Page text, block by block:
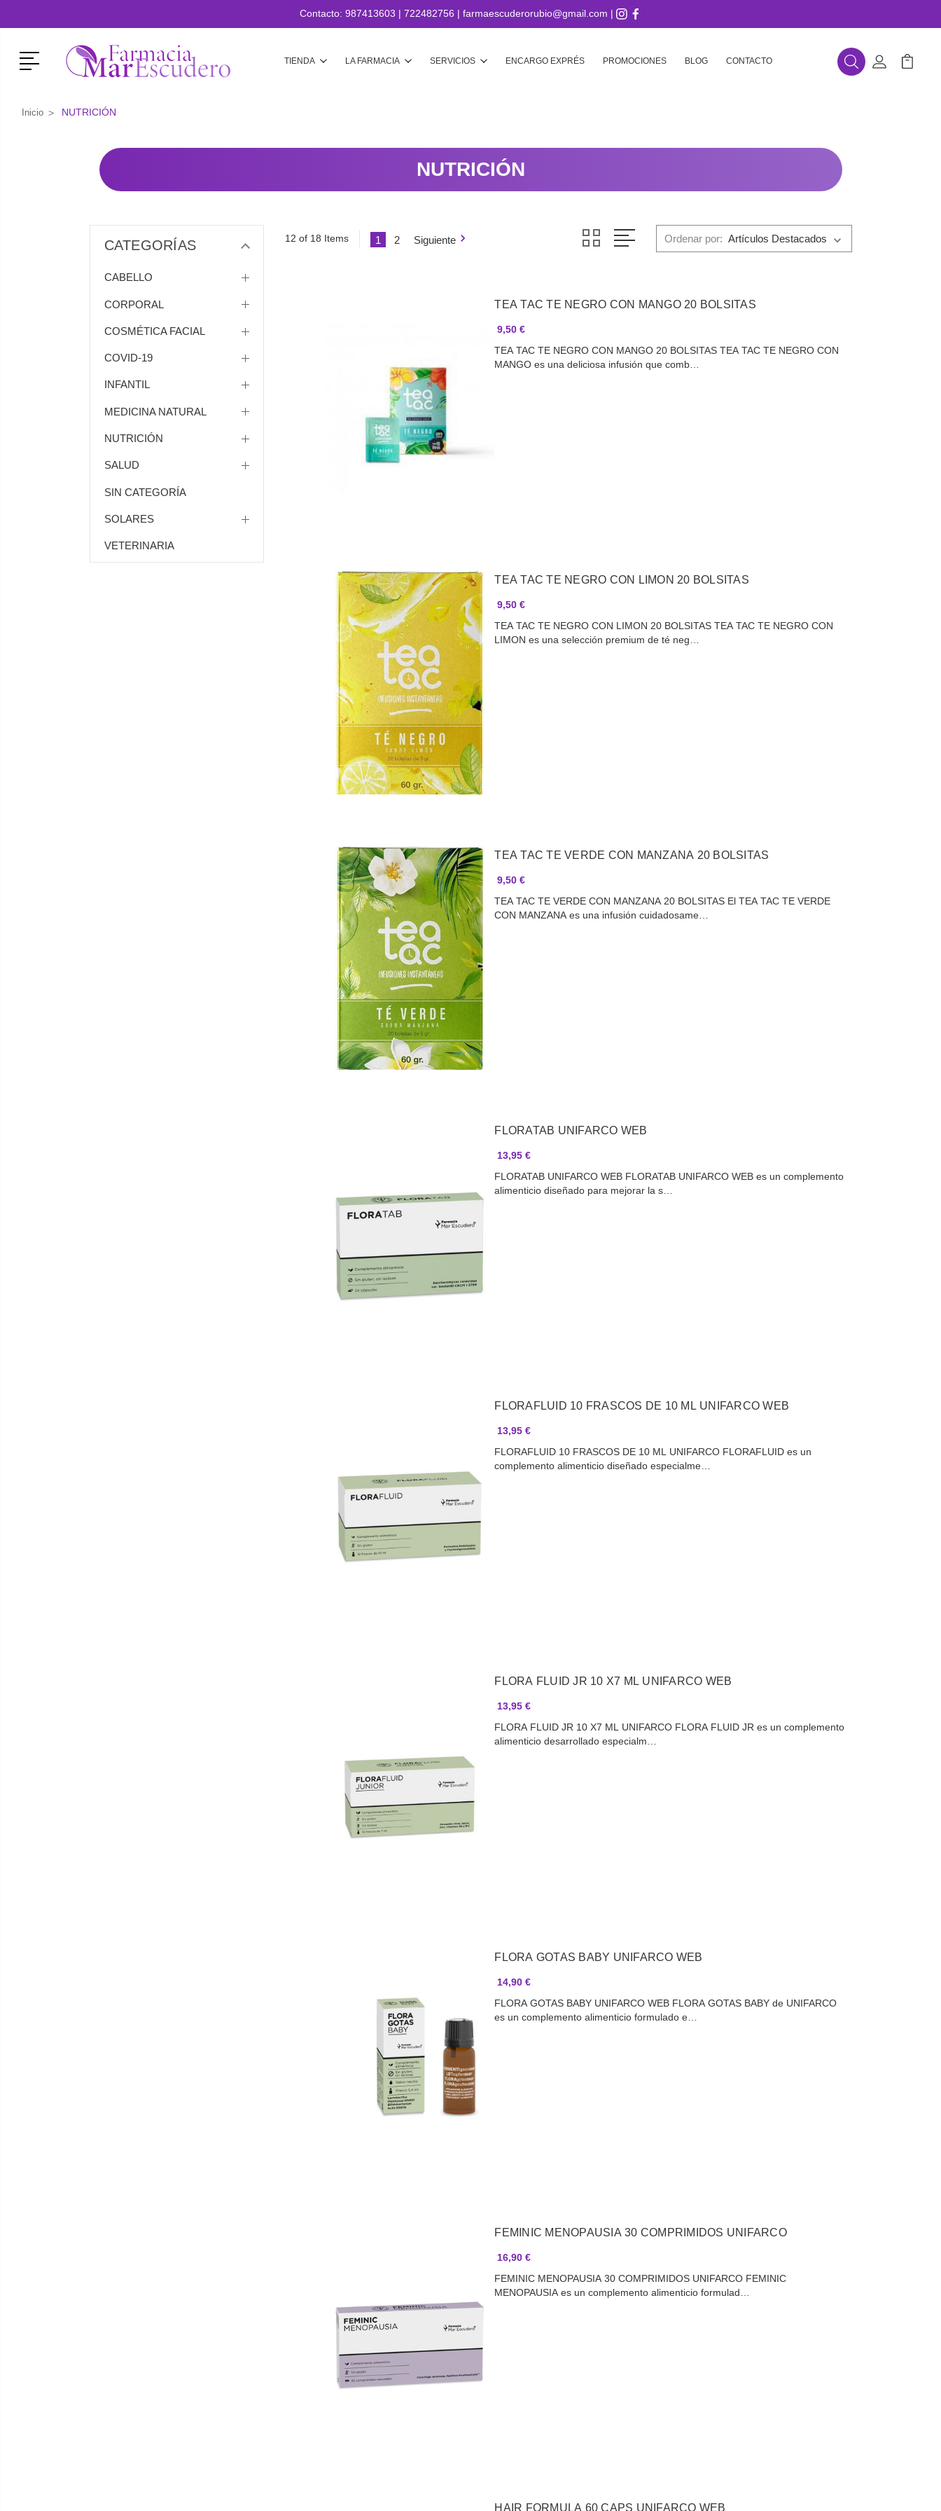
Contacto: 987413603 | 722482756 | farmaescuderorubio@gmail.com |
Menú TIENDA LA FARMACIA SERVICIOS ENCARGO EXPRÉS PROMOCIONES BLOG CONTACTO BuscarMi Cuenta
Mi
Inicio NUTRICIÓN
NUTRICIÓN
CATEGORÍAS
CABELLO
CORPORAL
COSMÉTICA FACIAL
COVID-19
INFANTIL
MEDICINA NATURAL
NUTRICIÓN
SALUD
SIN CATEGORÍA
SOLARES
VETERINARIA
12 of 18 Items 1 2 Siguiente Ordenar por:
TEA TAC TE NEGRO CON MANGO 20 BOLSITAS
9,50 €
TEA TAC TE NEGRO CON MANGO 20 BOLSITAS TEA TAC TE NEGRO CON
MANGO es una deliciosa infusión que comb…
TEA TAC TE NEGRO CON LIMON 20 BOLSITAS
9,50 €
TEA TAC TE NEGRO CON LIMON 20 BOLSITAS TEA TAC TE NEGRO CON
LIMON es una selección premium de té neg…
TEA TAC TE VERDE CON MANZANA 20 BOLSITAS
9,50 €
TEA TAC TE VERDE CON MANZANA 20 BOLSITAS El TEA TAC TE VERDE
CON MANZANA es una infusión cuidadosame…
FLORATAB UNIFARCO WEB
13,95 €
FLORATAB UNIFARCO WEB FLORATAB UNIFARCO WEB es un complemento
alimenticio diseñado para mejorar la s…
FLORAFLUID 10 FRASCOS DE 10 ML UNIFARCO WEB
13,95 €
FLORAFLUID 10 FRASCOS DE 10 ML UNIFARCO FLORAFLUID es un
complemento alimenticio diseñado especialme…
FLORA FLUID JR 10 X7 ML UNIFARCO WEB
13,95 €
FLORA FLUID JR 10 X7 ML UNIFARCO FLORA FLUID JR es un complemento
alimenticio desarrollado especialm…
FLORA GOTAS BABY UNIFARCO WEB
14,90 €
FLORA GOTAS BABY UNIFARCO WEB FLORA GOTAS BABY de UNIFARCO
es un complemento alimenticio formulado e…
FEMINIC MENOPAUSIA 30 COMPRIMIDOS UNIFARCO
16,90 €
FEMINIC MENOPAUSIA 30 COMPRIMIDOS UNIFARCO FEMINIC
MENOPAUSIA es un complemento alimenticio formulad…
HAIR FORMULA 60 CAPS UNIFARCO WEB